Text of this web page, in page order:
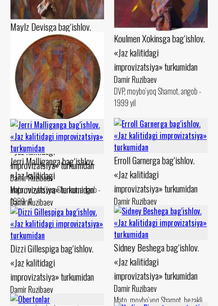
Koulmen Xokinsga bag‘ishlov.
«Jaz kalitidagi
improvizatsiya» turkumidan
Damir Ruzibaev
DVP, moybo‘yoq Shamot, angob -
1999 yil
Maylz Devisga bag‘ishlov.
«Jaz kalitidagi
improvizatsiya» turkumidan
Damir Ruzibaev
Karton, pastel Shamot, guash -
1990 yil
Billi Holidayga bag‘ishlov.
«Jaz kalitidagi
improvizatsiya» turkumidan
Damir Ruzibaev
Mato, moybo‘yoq Shamot, angob -
1999 yil
Erroll Garnerga bag‘ishlov.
«Jaz kalitidagi
improvizatsiya» turkumidan
Damir Ruzibaev
Mato, moybo‘yoq Shamot, angob -
1994 yil
Jerri Malliganga bag‘ishlov.
«Jaz kalitidagi
improvizatsiya» turkumidan
Damir Ruzibaev
Karton, levkas Shamot, angob -
1994 yil
Sidney Beshega bag‘ishlov.
«Jaz kalitidagi
improvizatsiya» turkumidan
Damir Ruzibaev
Mato, moybo‘yoq Shamot, bezakli
Dizzi Gillespiga bag‘ishlov.
«Jaz kalitidagi
improvizatsiya» turkumidan
Damir Ruzibaev
Mato, moybo‘yoq Shamot,